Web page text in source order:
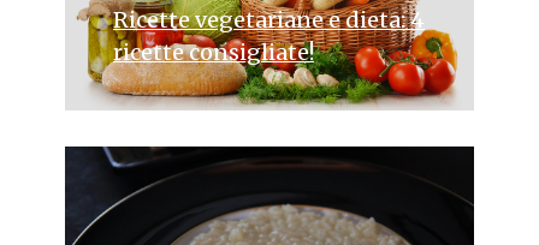
Ricette vegetariane e dieta: 4
ricette consigliate!